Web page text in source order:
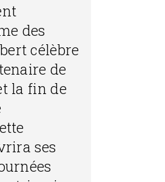
des
célèbre
de
la fin de
ses